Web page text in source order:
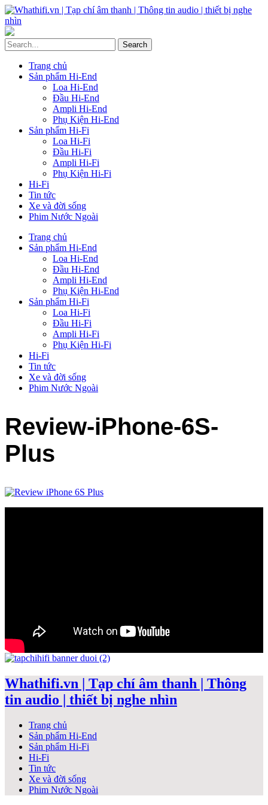
Trang chủ
Sản phẩm Hi-End
Loa Hi-End
Đầu Hi-End
Ampli Hi-End
Phụ Kiện Hi-End
Sản phẩm Hi-Fi
Loa Hi-Fi
Đầu Hi-Fi
Ampli Hi-Fi
Phụ Kiện Hi-Fi
Hi-Fi
Tin tức
Xe và đời sống
Phim Nước Ngoài
Trang chủ
Sản phẩm Hi-End
Loa Hi-End
Đầu Hi-End
Ampli Hi-End
Phụ Kiện Hi-End
Sản phẩm Hi-Fi
Loa Hi-Fi
Đầu Hi-Fi
Ampli Hi-Fi
Phụ Kiện Hi-Fi
Hi-Fi
Tin tức
Xe và đời sống
Phim Nước Ngoài
Review-iPhone-6S-
Plus
Whathifi.vn | Tạp chí âm thanh | Thông
tin audio | thiết bị nghe nhìn
Trang chủ
Sản phẩm Hi-End
Sản phẩm Hi-Fi
Hi-Fi
Tin tức
Xe và đời sống
Phim Nước Ngoài